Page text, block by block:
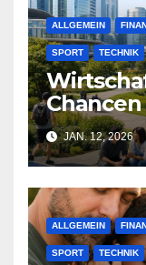
ALLGEMEIN
SPORT TECHNIK
JAN. 12, 2026
ALLGEMEIN
SPORT TECHNIK